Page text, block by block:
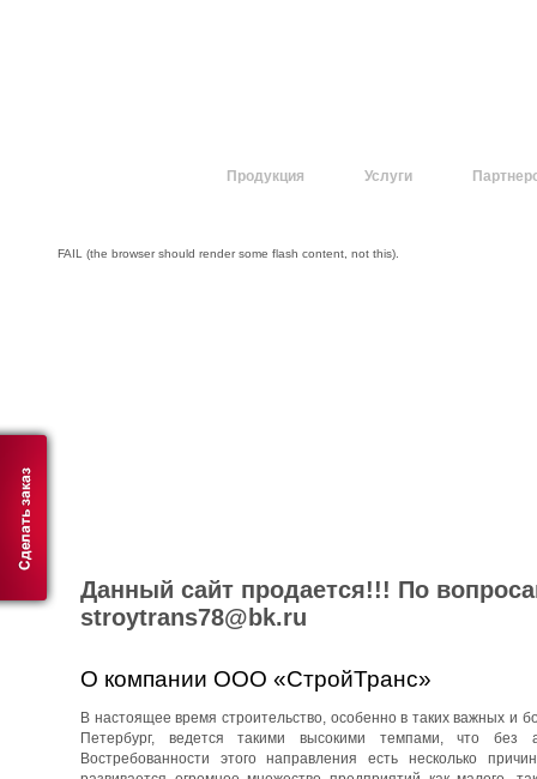
Продукция Услуги
FAIL (the browser should render some flash content, not this).
Данный сайт продается!!! По
stroytrans78@bk.ru
О компании ООО «СтройТранс»
В настоящее время строительство, особенно в таких важных и
Петербург, ведется такими высокими темпами, что без
Востребованности этого направления есть несколько